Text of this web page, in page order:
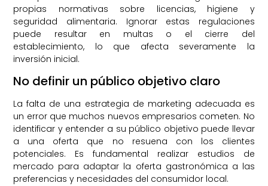
propias normativas sobre licencias, higiene y
seguridad alimentaria. Ignorar estas regulaciones
puede resultar en multas o el cierre del
establecimiento, lo que afecta severamente la
inversión inicial.
No definir un público objetivo claro
La falta de una estrategia de marketing adecuada es
un error que muchos nuevos empresarios cometen. No
identificar y entender a su público objetivo puede llevar
a una oferta que no resuena con los clientes
potenciales. Es fundamental realizar estudios de
mercado para adaptar la oferta gastronómica a las
preferencias y necesidades del consumidor local.